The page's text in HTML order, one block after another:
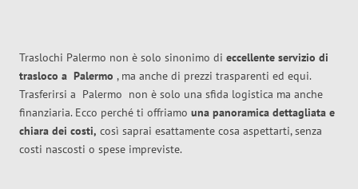
Traslochi Palermo non è solo sinonimo di eccellente servizio di
trasloco a Palermo , ma anche di prezzi trasparenti ed equi.
Trasferirsi a Palermo non è solo una sfida logistica ma anche
finanziaria. Ecco perché ti offriamo una panoramica dettagliata e
chiara dei costi, così saprai esattamente cosa aspettarti, senza
costi nascosti o spese impreviste.